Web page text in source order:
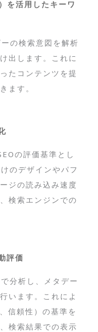
を活用したキーワ
の検索意図を解析
出します。これに
たコンテンツを提
ます。
の評価基準とし
のデザインやパフ
ジの読み込み速度
検索エンジンでの
評価
分析し、メタデー
います。これによ
信頼性）の基準を
検索結果での表示